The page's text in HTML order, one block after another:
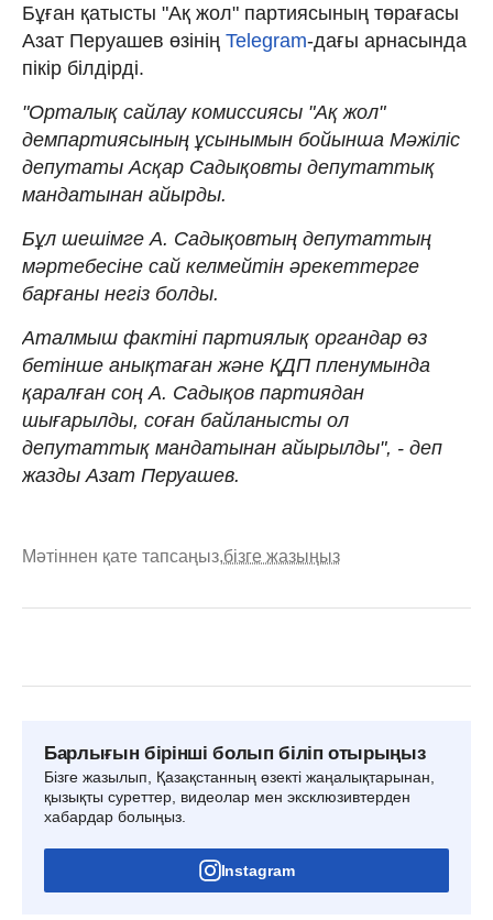
Бұған қатысты "Ақ жол" партиясының төрағасы
Азат Перуашев өзінің Telegram-дағы арнасында
пікір білдірді.
"Орталық сайлау комиссиясы "Ақ жол"
демпартиясының ұсынымын бойынша Мәжіліс
депутаты Асқар Садықовты депутаттық
мандатынан айырды.
Бұл шешімге А. Садықовтың депутаттың
мәртебесіне сай келмейтін әрекеттерге
барғаны негіз болды.
Аталмыш фактіні партиялық органдар өз
бетінше анықтаған және ҚДП пленумында
қаралған соң А. Садықов партиядан
шығарылды, соған байланысты ол
депутаттық мандатынан айырылды", - деп
жазды Азат Перуашев.
Мәтіннен қате тапсаңыз,бізге жазыңыз
Барлығын бірінші болып біліп отырыңыз
Бізге жазылып, Қазақстанның өзекті жаңалықтарынан,
қызықты суреттер, видеолар мен эксклюзивтерден
хабардар болыңыз.
Instagram